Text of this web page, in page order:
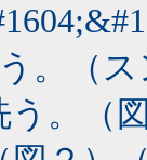
。（
。（